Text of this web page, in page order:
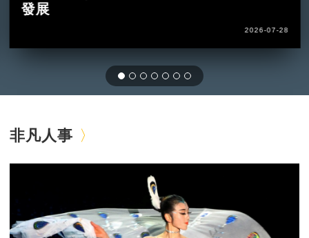
發展
2026-07-28
非凡人事